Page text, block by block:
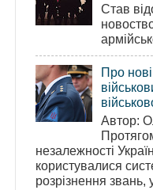
Став
Про
Автор:
незалежності
користувалися
розрізнення звань,